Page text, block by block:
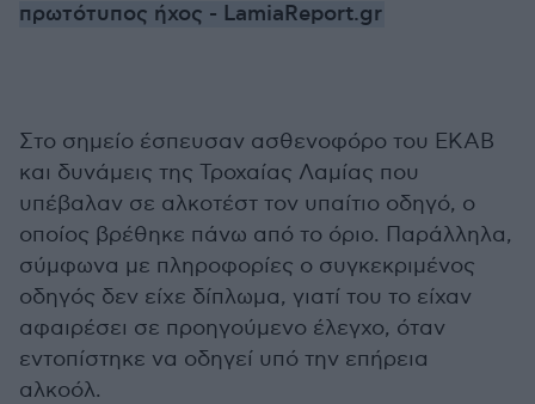
πρωτότυπος ήχος - LamiaReport.gr
Στο σημείο έσπευσαν ασθενοφόρο του ΕΚΑΒ
και δυνάμεις της Τροχαίας Λαμίας που
υπέβαλαν σε αλκοτέστ τον υπαίτιο οδηγό, ο
οποίος βρέθηκε πάνω από το όριο. Παράλληλα,
σύμφωνα με πληροφορίες ο συγκεκριμένος
οδηγός δεν είχε δίπλωμα, γιατί του το είχαν
αφαιρέσει σε προηγούμενο έλεγχο, όταν
εντοπίστηκε να οδηγεί υπό την επήρεια
αλκοόλ.